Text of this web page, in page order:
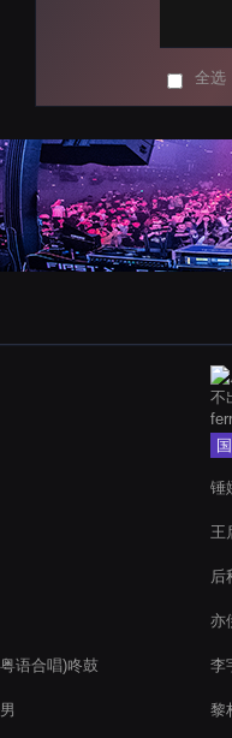
全选
语合唱)咚鼓
锤
王
后
亦
李
黎